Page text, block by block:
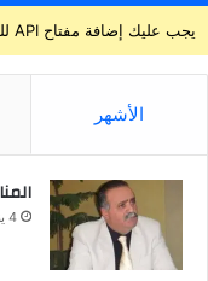
يجب عليك إضافة مفتاح API للطقس من خلال صفحة إعدادات القالب > الدمج.
الأشهر
4 يناير، 2021